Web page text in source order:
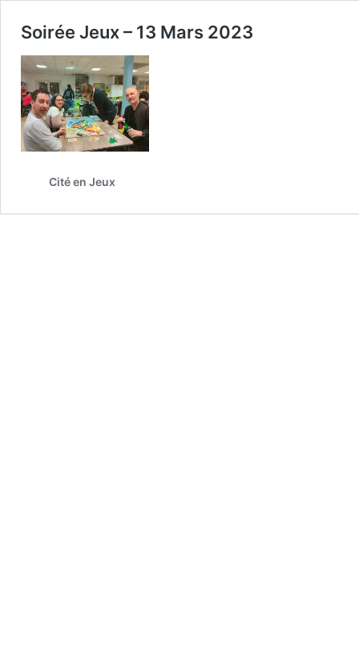
Soirée Jeux – 13 Mars 2023
Cité en Jeux